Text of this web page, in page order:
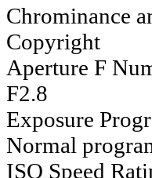
Chrominance
Copyright
Aperture F
F2.8
Exposure
Normal
ISO Speed